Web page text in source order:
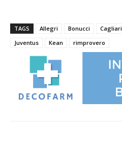
TAGS Allegri Bonucci Cagliari
Juventus
Kean rimprovero